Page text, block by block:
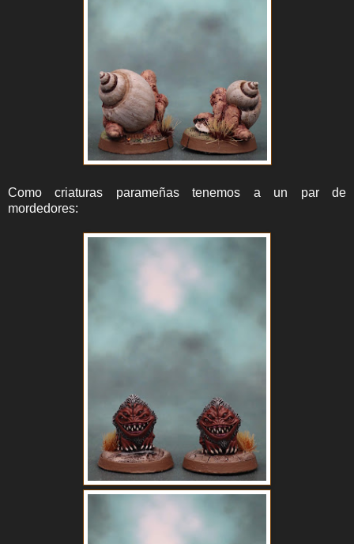
Como criaturas parameñas tenemos a un par de
mordedores: